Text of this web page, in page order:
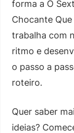
forma a O
Chocante
trabalha com
ritmo e
o passo a
roteiro.
Quer saber
ideias?